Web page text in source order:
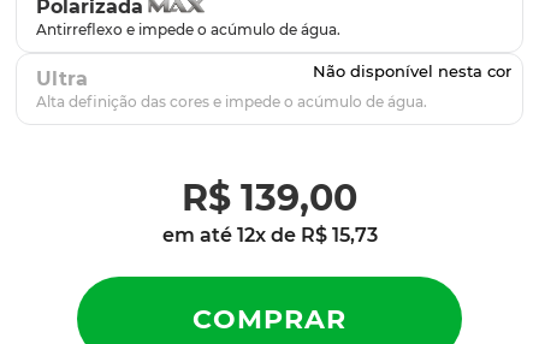
Polarizada
Ultra
R$ 139,00
em até 12x de R$ 15,73